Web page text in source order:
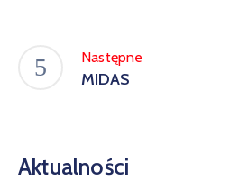
Następne
MIDAS
Aktualności